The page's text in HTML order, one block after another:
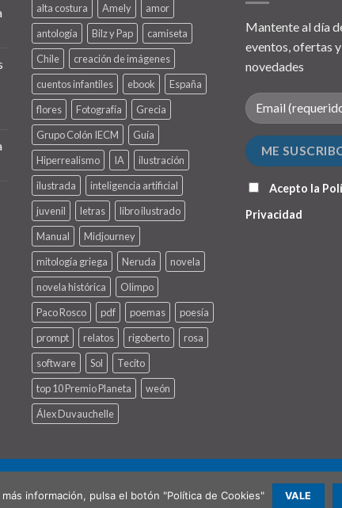
alta costura Amely
amor
antología
Bilz y Pap
camiseta
Chile
creación de imágenes
cuentos infantiles
ebook
España
flores
Fotografía
Grecia
Grupo Colón IECM
Guía
Hiperrealismo
IA
ilustración
ilustrada
inteligencia artificial
juvenil
letras
libro ilustrado
Manual
Midjourney
mitología griega
Neruda
novela
novela histórica
Olimpo
Paco Rosco
pdf poemas
poesía
prompt
relatos rigoberto
rosa
software
Sol
Tecito
top 10 Premio Planeta
weón
Álex Duvauchelle
Mantente al día
eventos, ofertas
novedades
Acepto la
Privacidad
información, pulsa el botón "Política de Cookies" VALE